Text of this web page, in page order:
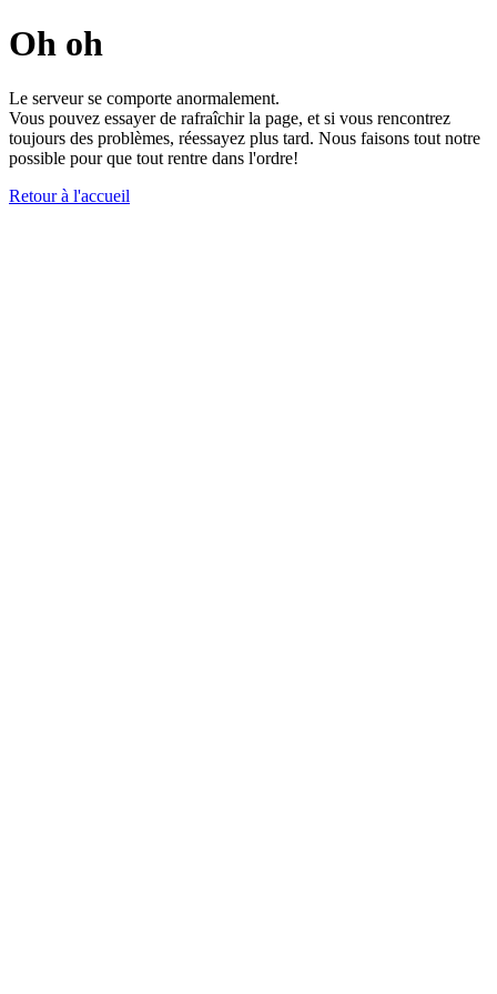
Oh oh
Le serveur se comporte anormalement.
Vous pouvez essayer de rafraîchir la page, et si vous rencontrez
toujours des problèmes, réessayez plus tard. Nous faisons tout notre
possible pour que tout rentre dans l'ordre!
Retour à l'accueil